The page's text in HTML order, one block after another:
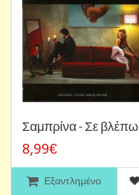
Σαμπρίνα - Σε βλέπω
8,99€
Εξαντλημένο